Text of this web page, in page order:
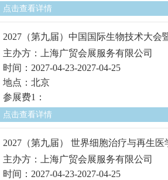
点击查看详情
2027（第九届）中国国际生物技术大会
主办方：上海广贸会展服务有限公司
时间：2027-04-23-2027-04-25
地点：北京
参展费1：
点击查看详情
2027（第九届） 世界细胞治疗与再生医
主办方：上海广贸会展服务有限公司
时间：2027-04-23-2027-04-25